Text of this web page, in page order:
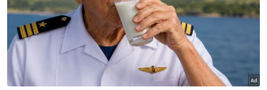
Nasional
RS-2 gariskan 98 inisiatif pacu
Selangor 2030
Nasional